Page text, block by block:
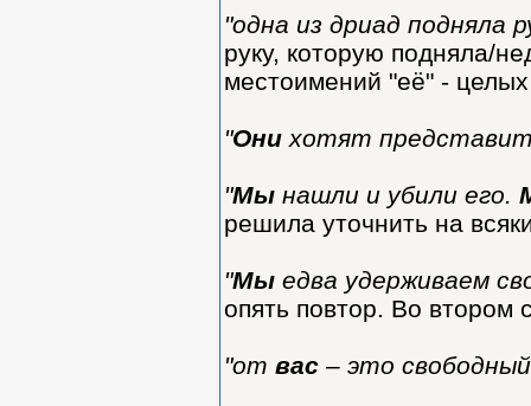
"одна из дриад подняла
руку, которую подняла/
местоимений "её" -
"Они хотят
"Мы нашли и убили его.
решила уточнить на
"Мы едва удерживаем
опять повтор. Во втором
"от вас – это